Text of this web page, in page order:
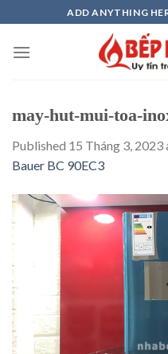
to
content
ADD ANYTHING
may-hut-mui-toa-
Published 15 Tháng 3, 2023
Bauer BC 90EC3